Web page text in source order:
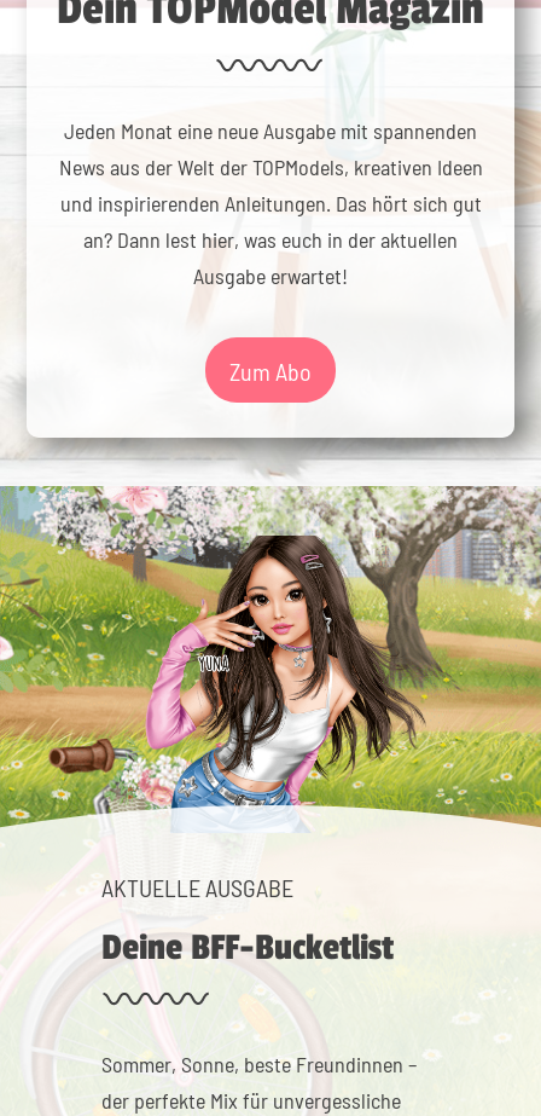
Jeden Monat eine neue Ausgabe mit spannenden
News aus der Welt der TOPModels, kreativen Ideen
und inspirierenden Anleitungen. Das hört sich gut
an? Dann lest hier, was euch in der aktuellen
Ausgabe erwartet!
Zum Abo
AKTUELLE AUSGABE
Deine BFF-Bucketlist
Sommer, Sonne, beste Freundinnen –
der perfekte Mix für unvergessliche